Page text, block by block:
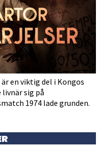
en viktig del i Kongos
sig på
1974 lade grunden.